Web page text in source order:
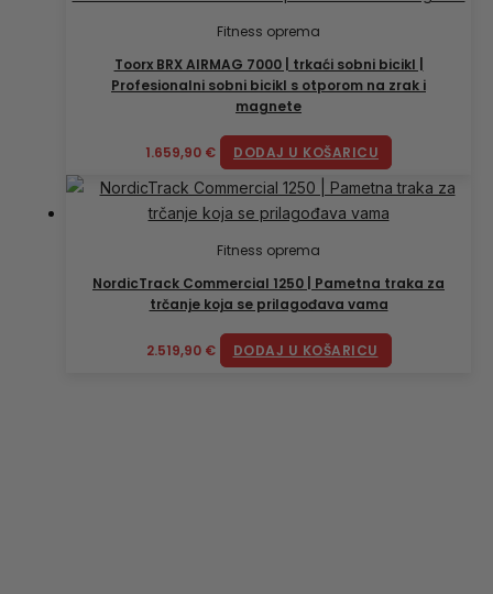
Fitness oprema
Toorx BRX AIRMAG 7000 | trkaći sobni bicikl |
Profesionalni sobni bicikl s otporom na zrak i
magnete
1.659,90 € DODAJ U KOŠARICU
Fitness oprema
NordicTrack Commercial 1250 | Pametna traka za
trčanje koja se prilagođava vama
2.519,90 € DODAJ U KOŠARICU